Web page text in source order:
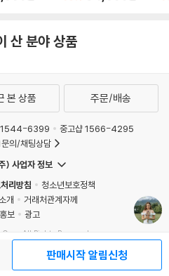
atest)
산 분야 상품
판매시작 알림신청
본 상품 주문/배송
1544-6399
중고샵 1566-4295
의/채팅상담
) 사업자 정보
리방침
청소년보호정책
개
거래처관계자께
보
광고
All Rights Reserved.